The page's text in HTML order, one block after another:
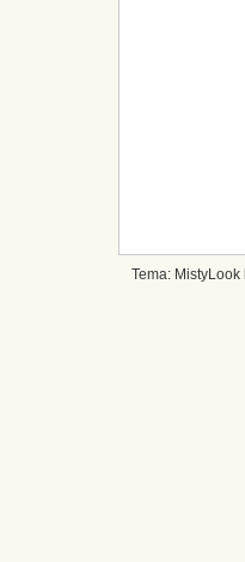
Tema: MistyLook